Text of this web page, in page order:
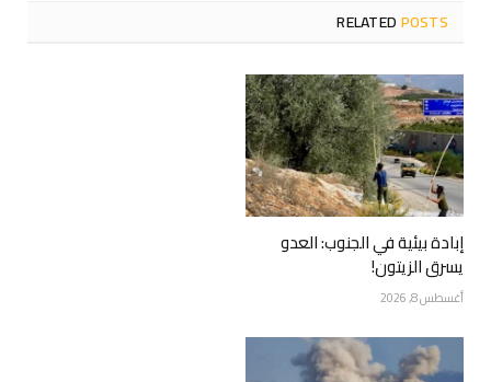
RELATEDPOSTS
إبادة بيئية في الجنوب: العدو
يسرق الزيتون!
أغسطس 8, 2026